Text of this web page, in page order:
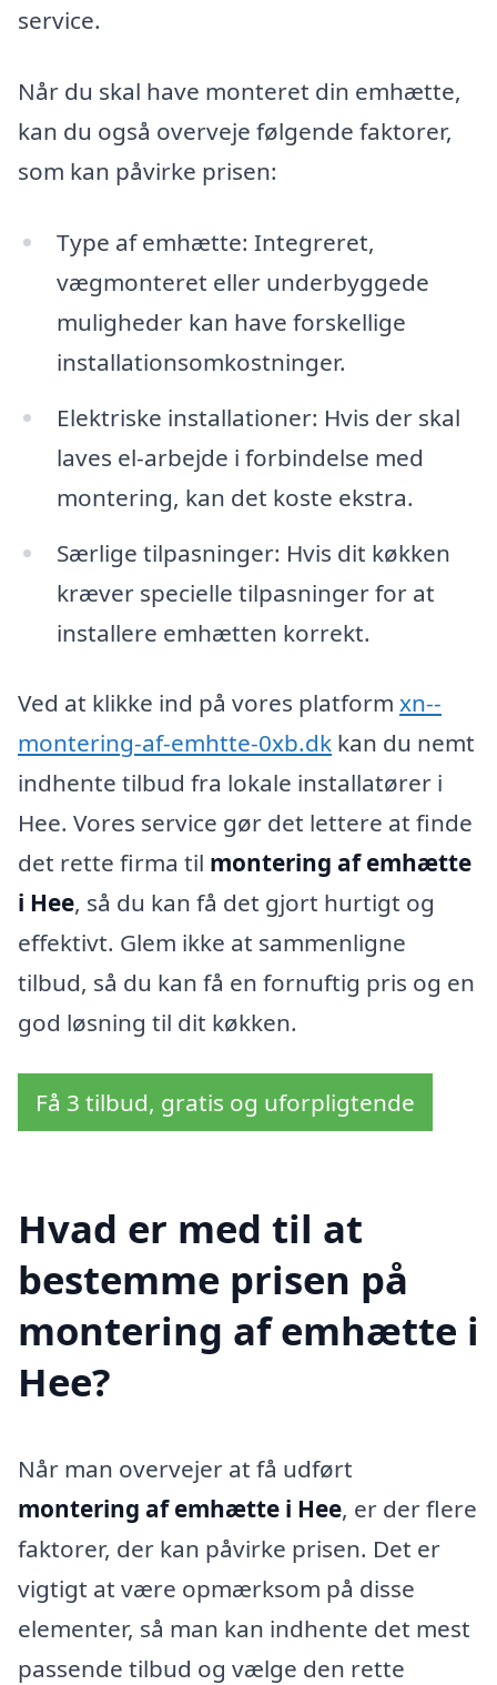
service.
Når du skal have monteret din emhætte,
kan du også overveje følgende faktorer,
som kan påvirke prisen:
Type af emhætte: Integreret,
vægmonteret eller underbyggede
muligheder kan have forskellige
installationsomkostninger.
Elektriske installationer: Hvis der skal
laves el-arbejde i forbindelse med
montering, kan det koste ekstra.
Særlige tilpasninger: Hvis dit køkken
kræver specielle tilpasninger for at
installere emhætten korrekt.
Ved at klikke ind på vores platform xn--
montering-af-emhtte-0xb.dk kan du nemt
indhente tilbud fra lokale installatører i
Hee. Vores service gør det lettere at finde
det rette firma til montering af emhætte
i Hee, så du kan få det gjort hurtigt og
effektivt. Glem ikke at sammenligne
tilbud, så du kan få en fornuftig pris og en
god løsning til dit køkken.
Få 3 tilbud, gratis og uforpligtende
Hvad er med til at
bestemme prisen på
montering af emhætte i
Hee?
Når man overvejer at få udført
montering af emhætte i Hee, er der flere
faktorer, der kan påvirke prisen. Det er
vigtigt at være opmærksom på disse
elementer, så man kan indhente det mest
passende tilbud og vælge den rette